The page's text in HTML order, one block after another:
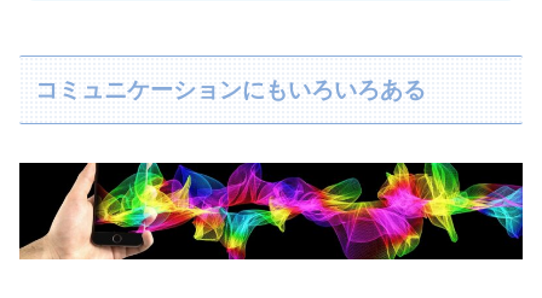
コミュニケーションにもいろいろある